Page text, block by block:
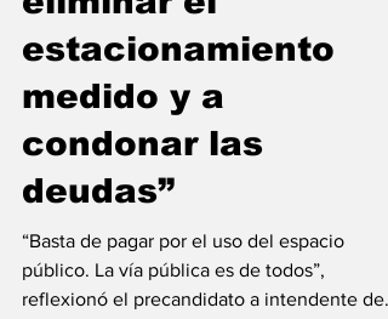
intendente voy a
eliminar el
estacionamiento
medido y a
condonar las
deudas”
“Basta de pagar por el uso del espacio